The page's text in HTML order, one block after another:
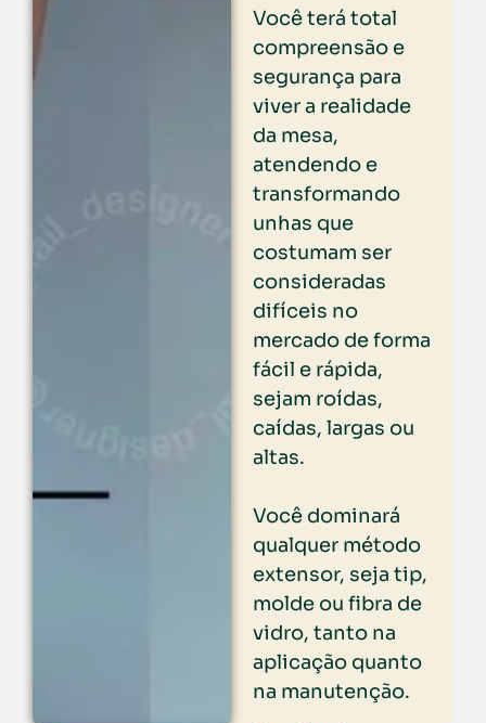
Você terá total
compreensão e
segurança para
viver a realidade
da mesa,
atendendo e
transformando
unhas que
costumam ser
consideradas
difíceis no
mercado de forma
fácil e rápida,
sejam roídas,
caídas, largas ou
altas.
Você dominará
qualquer método
extensor, seja tip,
molde ou fibra de
vidro, tanto na
aplicação quanto
na manutenção.